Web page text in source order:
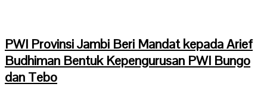
PWI Provinsi Jambi Beri Mandat kepada Arief
Budhiman Bentuk Kepengurusan PWI Bungo
dan Tebo